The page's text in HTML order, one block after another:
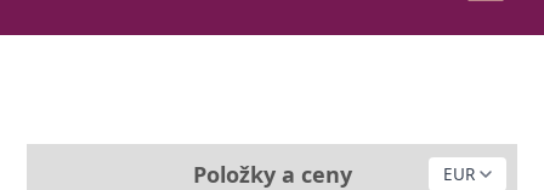
Položky a ceny